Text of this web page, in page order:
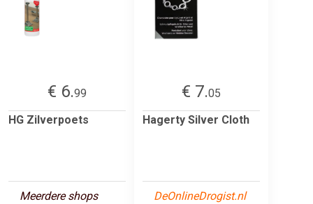
€ 6.99
HG Zilverpoets
Meerdere shops
€ 7.05
Hagerty Silver Cloth
DeOnlineDrogist.nl